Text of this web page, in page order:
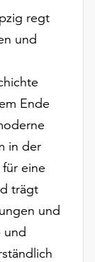
regt
und
Ende
in der
eine
trägt
und
und